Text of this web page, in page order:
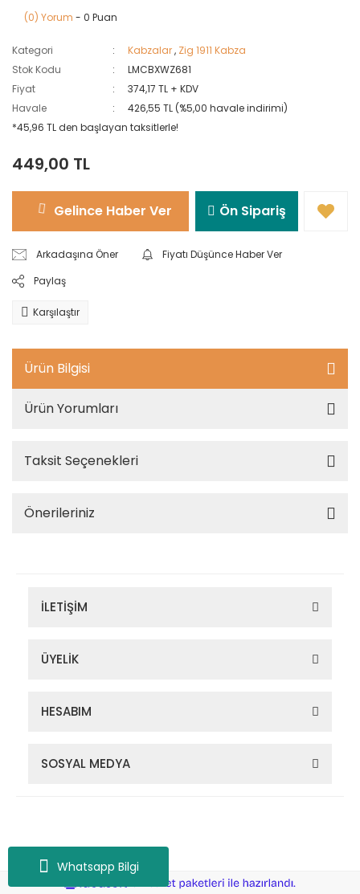
Whatsapp Bilgi
(0) Yorum - 0 Puan
Kategori Kabzalar, Zig 1911 Kabza
Stok Kodu
LMCBXWZ681
Fiyat
374,17 TL + KDV
Havale
426,55 TL (%5,00 havale indirimi)
*45,96 TL den başlayan taksitlerle!
449,00 TL
Gelince Haber Ver Ön Sipariş
Arkadaşına Öner
Fiyatı Düşünce Haber Ver
Paylaş
Karşılaştır
Ürün Bilgisi
Ürün Yorumları
Taksit Seçenekleri
Önerileriniz
İLETİŞİM
ÜYELİK
HESABIM
SOSYAL MEDYA
e-